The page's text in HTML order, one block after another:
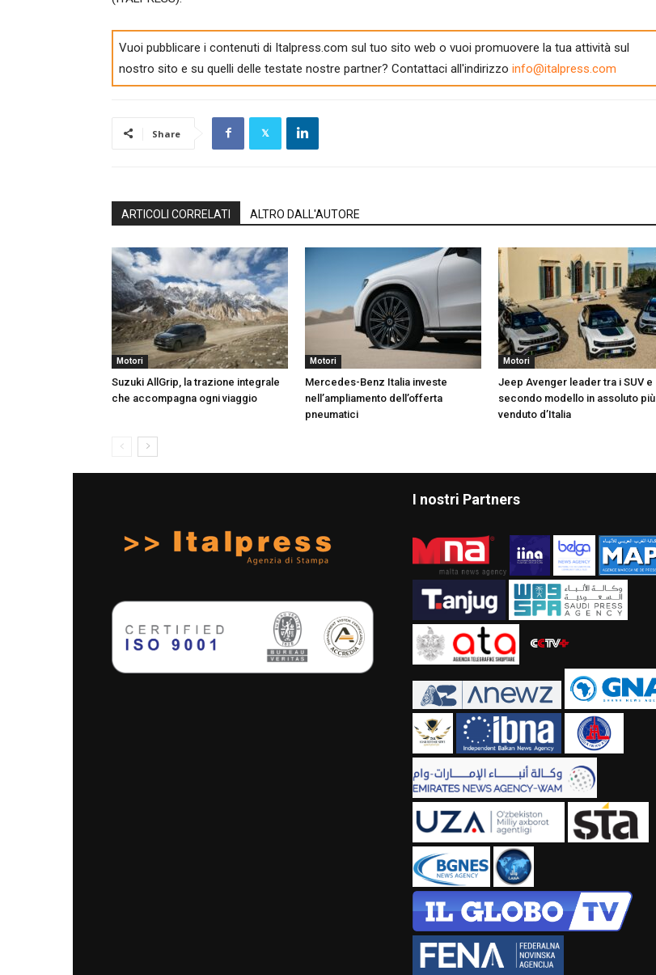
Vuoi pubblicare i contenuti di Italpress.com sul tuo sito web o vuoi promuovere la tua attività sul
nostro sito e su quelli delle testate nostre partner? Contattaci all'indirizzo info@italpress.com
Share
ARTICOLI CORRELATI ALTRO DALL'AUTORE
Motori
Suzuki AllGrip, la trazione integrale
che accompagna ogni viaggio
Motori
Mercedes-Benz Italia investe
nell’ampliamento dell’offerta
pneumatici
Motori
Jeep Avenger leader tra i SUV e
secondo modello in assoluto più
venduto d’Italia
I nostri Partners